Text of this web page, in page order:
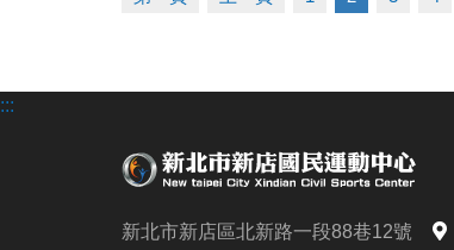
:::
新北市新店區北新路一段88巷12號